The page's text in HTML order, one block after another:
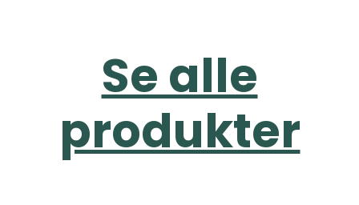
Se alle
produkter